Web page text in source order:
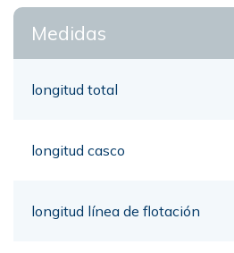
Medidas
longitud total
longitud casco
longitud línea de flotación